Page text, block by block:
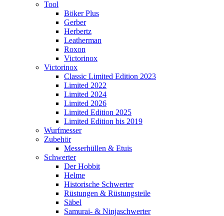
Tool
Böker Plus
Gerber
Herbertz
Leatherman
Roxon
Victorinox
Victorinox
Classic Limited Edition 2023
Limited 2022
Limited 2024
Limited 2026
Limited Edition 2025
Limited Edition bis 2019
Wurfmesser
Zubehör
Messerhüllen & Etuis
Schwerter
Der Hobbit
Helme
Historische Schwerter
Rüstungen & Rüstungsteile
Säbel
Samurai- & Ninjaschwerter